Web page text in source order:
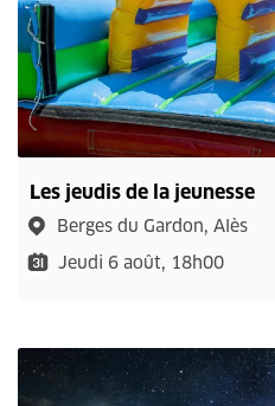
Les jeudis de la jeunesse
Berges du Gardon, Alès
Jeudi 6 août, 18h00